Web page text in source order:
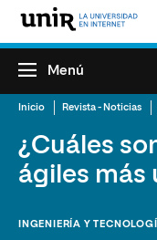
Menú
Inicio Revista - Noticias
¿Cuáles
ágiles más
INGENIERÍA Y